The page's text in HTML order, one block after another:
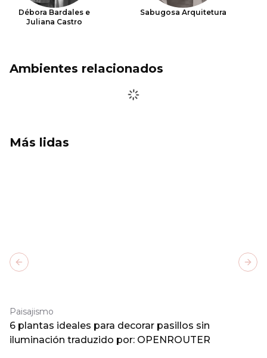
Débora Bardales e
Juliana Castro
Sabugosa Arquitetura
Ambientes relacionados
Más lidas
Paisajismo
6 plantas ideales para decorar pasillos sin
iluminación traduzido por: OPENROUTER
Previous slide